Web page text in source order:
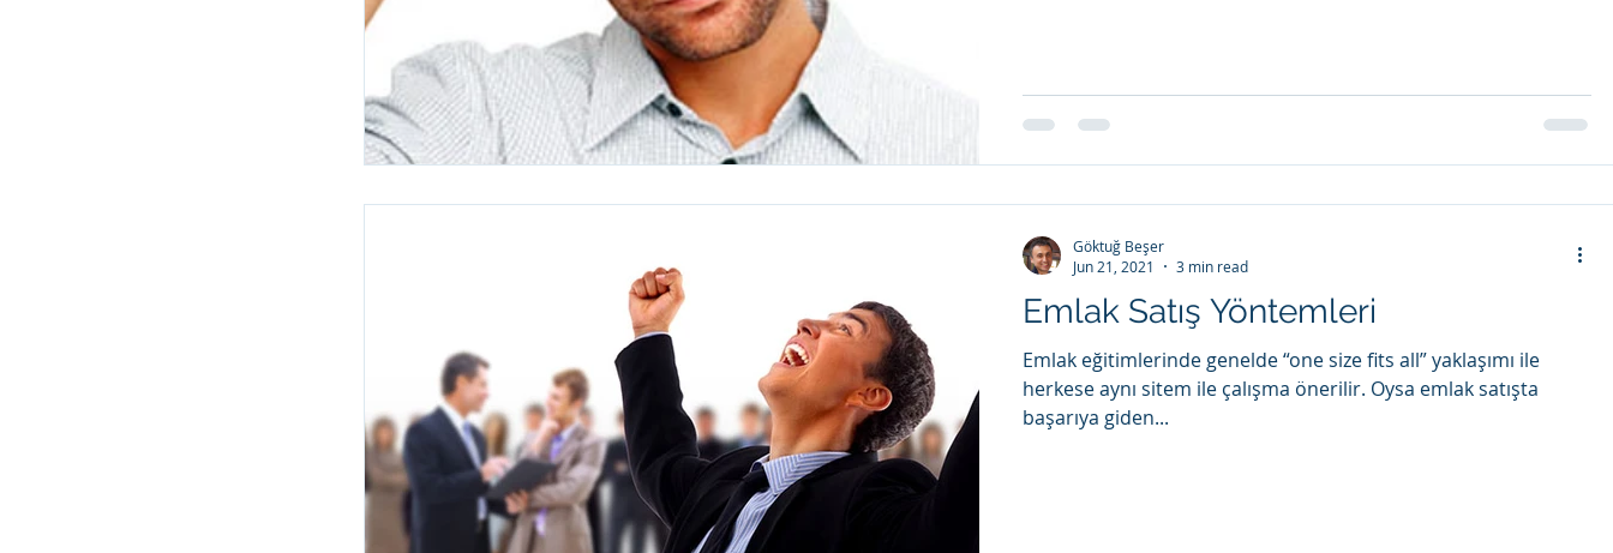
Emlak Satış Yöntemleri
Emlak eğitimlerinde genelde “one size fits all” yaklaşımı ile
herkese aynı sitem ile çalışma önerilir. Oysa emlak satışta
başarıya giden...
Göktuğ Beşer
Jun 21, 2021
3 min read